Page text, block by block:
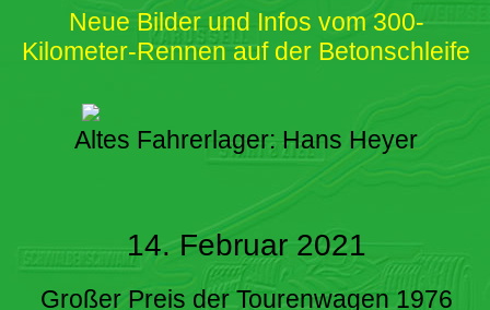
Neue Bilder und Infos vom 300-
Kilometer-Rennen auf der Betonschleife
Altes Fahrerlager: Hans Heyer
14. Februar 2021
Großer Preis der Tourenwagen 1976